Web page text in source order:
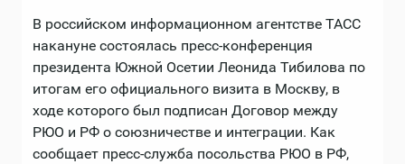
В российском информационном агентстве ТАСС
накануне состоялась пресс-конференция
президента Южной Осетии Леонида Тибилова по
итогам его официального визита в Москву, в
ходе которого был подписан Договор между
РЮО и РФ о союзничестве и интеграции. Как
сообщает пресс-служба посольства РЮО в РФ,